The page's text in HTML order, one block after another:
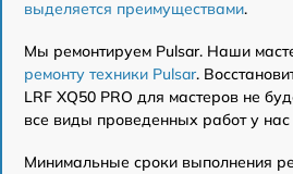
выделяется преимуществами.
Мы ремонтируем Pulsar. Наши
ремонту техники Pulsar.
LRF XQ50 PRO для мастеров не
все виды проведенных работ у нас
Минимальные сроки выполнения